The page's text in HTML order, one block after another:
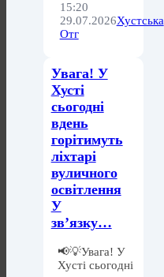
15:20
29.07.2026Хустська
Отг
Увага! У
Хусті
сьогодні
вдень
горітимуть
ліхтарі
вуличного
освітлення
У
зв’язку…
📢💡Увага! У
Хусті сьогодні